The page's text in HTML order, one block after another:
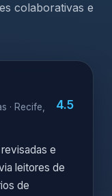
colaborativas e
· Recife,
4.5
e
leitores de
de